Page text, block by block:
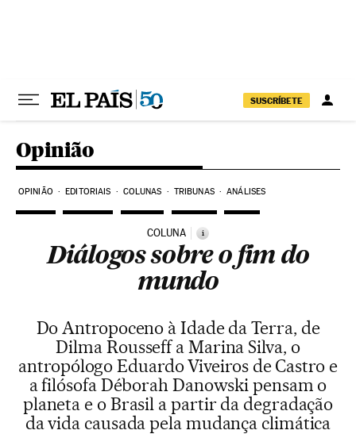
SUSCRÍBETE
Opinião
OPINIÃO EDITORIAIS COLUNAS TRIBUNAS ANÁLISES
COLUNA i
Diálogos sobre o fim do
mundo
Do Antropoceno à Idade da Terra, de
Dilma Rousseff a Marina Silva, o
antropólogo Eduardo Viveiros de Castro e
a filósofa Déborah Danowski pensam o
planeta e o Brasil a partir da degradação
da vida causada pela mudança climática